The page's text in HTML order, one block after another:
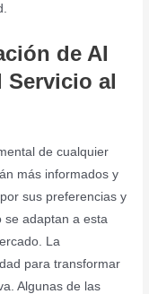
de AI
Servicio al
de cualquier
más informados y
sus preferencias y
se adaptan a esta
La
para transformar
Algunas de las